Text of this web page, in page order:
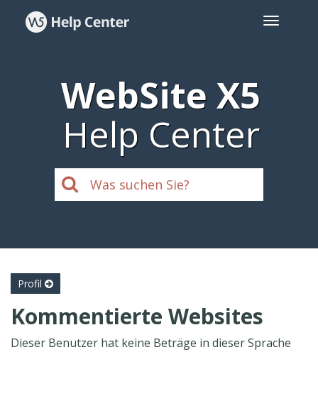
WebSite X5
Help Center
Profil
Kommentierte Websites
Dieser Benutzer hat keine Beträge in dieser Sprache